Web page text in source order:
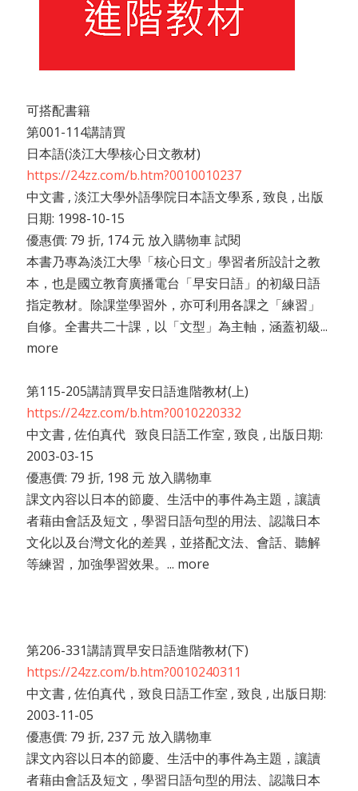
可搭配書籍
第001-114講請買
日本語(淡江大學核心日文教材)
https://24zz.com/b.htm?0010010237
中文書 , 淡江大學外語學院日本語文學系 , 致良 , 出版
日期: 1998-10-15
優惠價: 79 折, 174 元 放入購物車 試閱
本書乃專為淡江大學「核心日文」學習者所設計之教
本，也是國立教育廣播電台「早安日語」的初級日語
指定教材。除課堂學習外，亦可利用各課之「練習」
自修。全書共二十課，以「文型」為主軸，涵蓋初級...
more
第115-205講請買早安日語進階教材(上)
https://24zz.com/b.htm?0010220332
中文書 , 佐伯真代 致良日語工作室 , 致良 , 出版日期:
2003-03-15
優惠價: 79 折, 198 元 放入購物車
課文內容以日本的節慶、生活中的事件為主題，讓讀
者藉由會話及短文，學習日語句型的用法、認識日本
文化以及台灣文化的差異，並搭配文法、會話、聽解
等練習，加強學習效果。... more
第206-331講請買早安日語進階教材(下)
https://24zz.com/b.htm?0010240311
中文書 , 佐伯真代，致良日語工作室 , 致良 , 出版日期:
2003-11-05
優惠價: 79 折, 237 元 放入購物車
課文內容以日本的節慶、生活中的事件為主題，讓讀
者藉由會話及短文，學習日語句型的用法、認識日本